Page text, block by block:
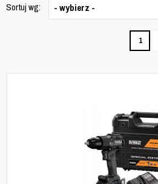
Sortuj wg: - wybierz -
1